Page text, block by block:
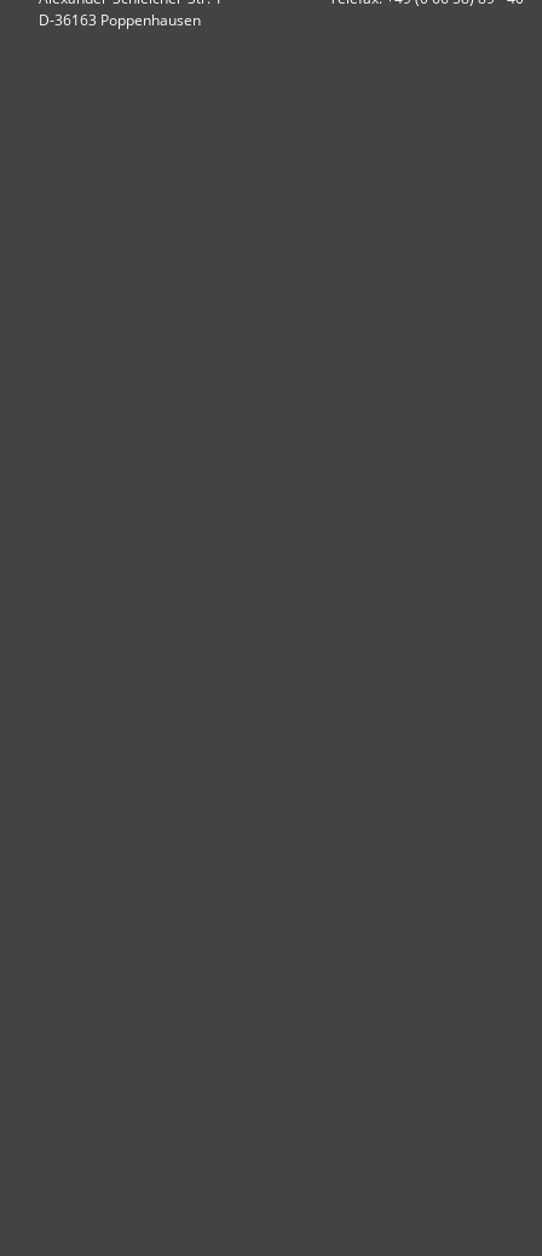
D-36163 Poppenhausen